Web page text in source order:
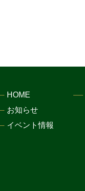
HOME
お知らせ
イベント情報